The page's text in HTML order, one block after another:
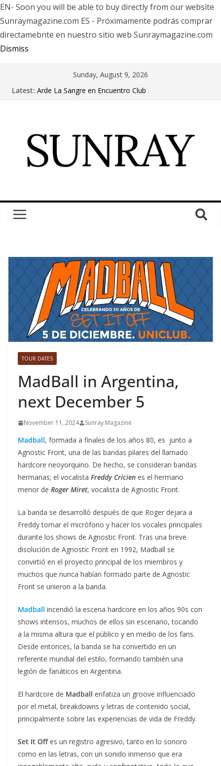
EN- Soon you will be able to buy directly from our website
Sunraymagazine.com ES - Próximamente podrás comprar
directamebnte en nuestro sitio web Sunraymagazine.com
Dismiss
Sunday, August 9, 2026
Latest: Arde La Sangre en Encuentro Club
Fear Factory live at Groove, Buenos Aires, celebrating
30 years of “Demanufacture”
TOUR DATES
MadBall in Argentina,
next December 5
November 11, 2024 Sunray Magazine
Madball, formada a finales de los años 80, es junto a
Agnostic Front, una de las bandas pilares del llamado
hardcore neoyorquino. De hecho, se consideran bandas
hermanas; el vocalista Freddy Cricien es el hermano
menor de Roger Miret, vocalista de Agnostic Front.
La banda se desarrolló después de que Roger dejara a
Freddy tomar el micrófono y hacer los vocales principales
durante los shows de Agnostic Front. Tras una breve
disolución de Agnostic Front en 1992, Madball se
convirtió en el proyecto principal de los miembros y
muchos que nunca habían formado parte de Agnostic
Front se unieron a la banda.
Madball incendió la escena hardcore en los años 90s con
shows intensos, muchos de ellos sin escenario, tocando
a la misma altura que el público y en medio de los fans.
Desde entonces, la banda se ha convertido en un
referente mundial del estilo, formando también una
legión de fanáticos en Argentina.
El hardcore de Madball enfatiza un groove influenciado
por el metal, breakdowns y letras de contenido social,
principalmente sobre las experiencias de vida de Freddy.
Set It Offes un registro agresivo, tanto en lo sonoro
como en las letras, con un sonido inmenso que era